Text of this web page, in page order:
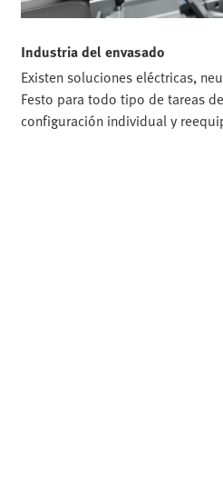
Industria del envasado
Existen soluciones eléctricas,
Festo para todo tipo de tareas
configuración individual y